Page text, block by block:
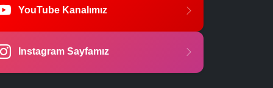
YouTube Kanalımız
Instagram Sayfamız